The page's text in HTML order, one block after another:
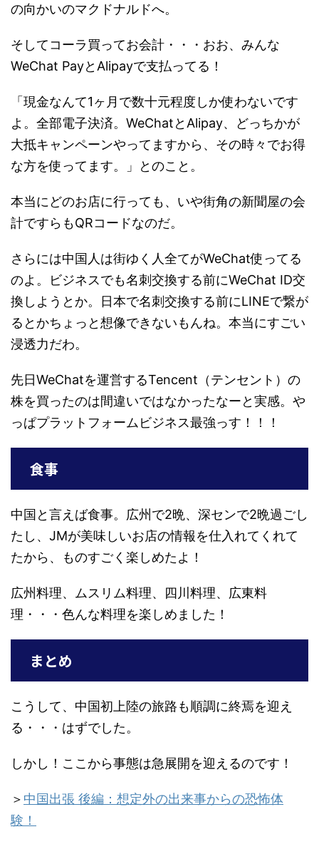
の向かいのマクドナルドへ。
そしてコーラ買ってお会計・・・おお、みんな
WeChat PayとAlipayで支払ってる！
「現金なんて1ヶ月で数十元程度しか使わないです
よ。全部電子決済。WeChatとAlipay、どっちかが
大抵キャンペーンやってますから、その時々でお得
な方を使ってます。」とのこと。
本当にどのお店に行っても、いや街角の新聞屋の会
計ですらもQRコードなのだ。
さらには中国人は街ゆく人全てがWeChat使ってる
のよ。ビジネスでも名刺交換する前にWeChat ID交
換しようとか。日本で名刺交換する前にLINEで繋が
るとかちょっと想像できないもんね。本当にすごい
浸透力だわ。
先日WeChatを運営するTencent（テンセント）の
株を買ったのは間違いではなかったなーと実感。や
っぱプラットフォームビジネス最強っす！！！
食事
中国と言えば食事。広州で2晩、深センで2晩過ごし
たし、JMが美味しいお店の情報を仕入れてくれて
たから、ものすごく楽しめたよ！
広州料理、ムスリム料理、四川料理、広東料
理・・・色んな料理を楽しめました！
まとめ
こうして、中国初上陸の旅路も順調に終焉を迎え
る・・・はずでした。
しかし！ここから事態は急展開を迎えるのです！
＞ 中国出張 後編：想定外の出来事からの恐怖体
験！